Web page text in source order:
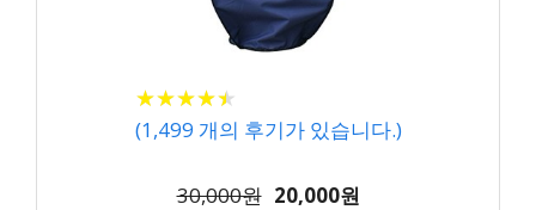
★★★★★
★★★★★
(1,499 개의 후기가 있습니다.)
30,000원 20,000원